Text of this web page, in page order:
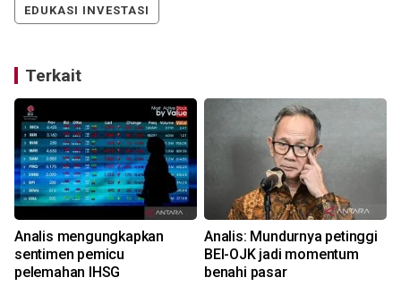
EDUKASI INVESTASI
Terkait
Analis mengungkapkan
sentimen pemicu
pelemahan IHSG
Analis: Mundurnya petinggi
BEI-OJK jadi momentum
benahi pasar